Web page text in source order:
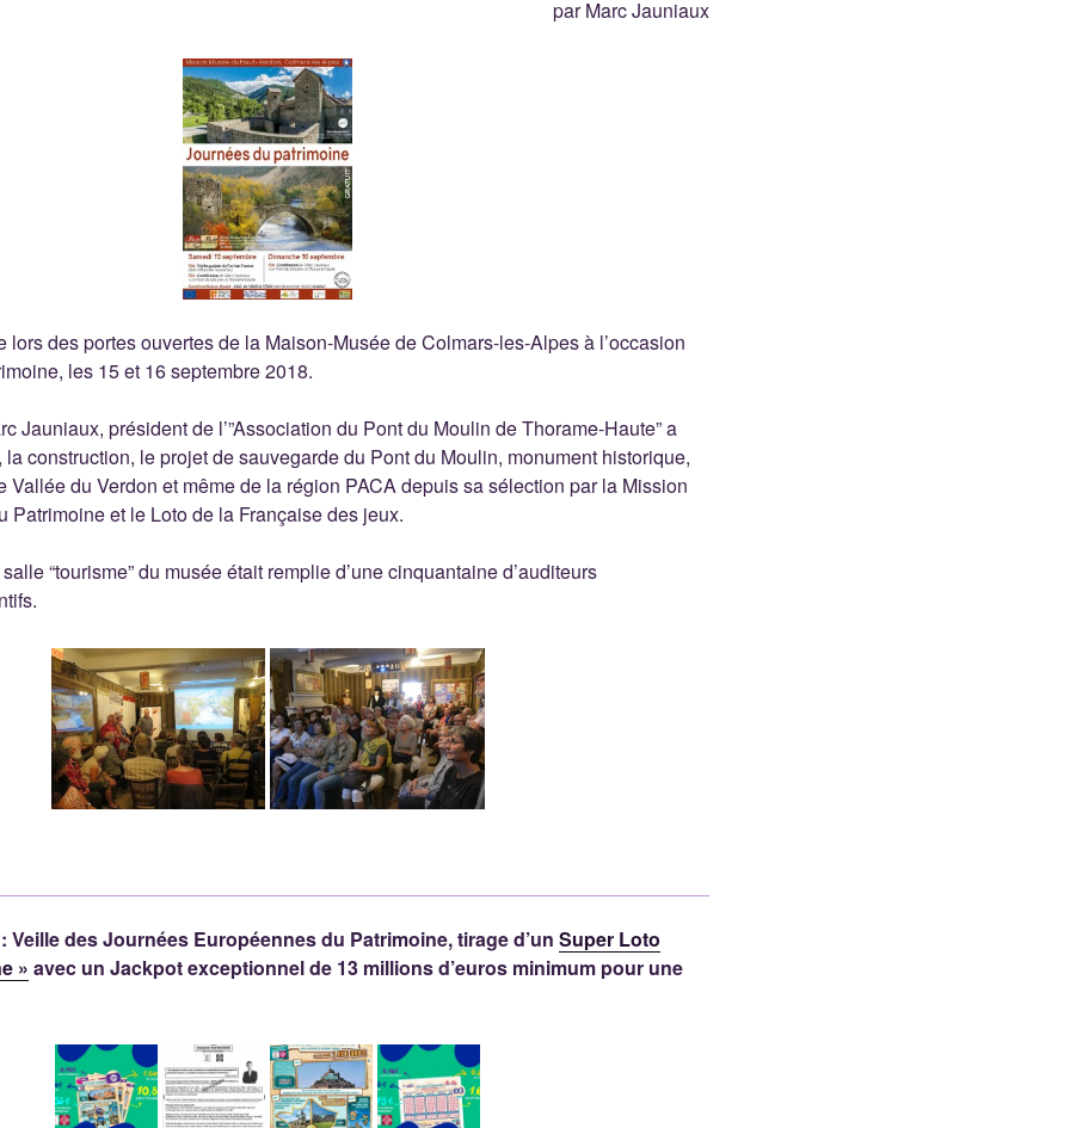
par Marc Jauniaux
lors des portes ouvertes de la Maison-Musée de Colmars-les-Alpes à l’occasion
les 15 et 16 septembre 2018.
Jauniaux, président de l’”Association du Pont du Moulin de Thorame-Haute” a
la construction, le projet de sauvegarde du Pont du Moulin, monument historique,
Vallée du Verdon et même de la région PACA depuis sa sélection par la Mission
Patrimoine et le Loto de la Française des jeux.
“tourisme” du musée était remplie d’une cinquantaine d’auditeurs
Veille des Journées Européennes du Patrimoine, tirage d’un Super Loto
» avec un Jackpot exceptionnel de 13 millions d’euros minimum pour une